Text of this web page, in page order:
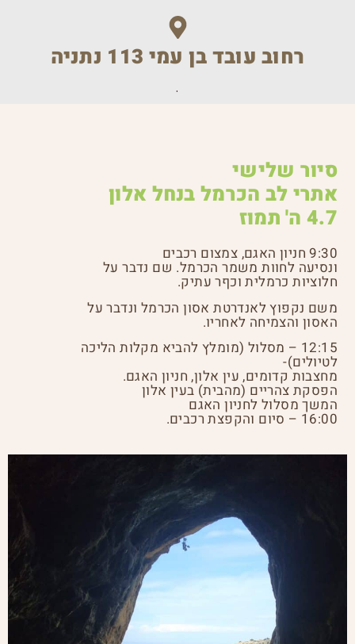
רחוב עובד בן עמי 113 נתניה
.
סיור שלישי
אתרי לב הכרמל בנחל אלון
4.7 ה' תמוז
9:30 חניון האגם, צמצום רכבים
ונסיעה לחוות משמר הכרמל. שם נדבר על
חלוציות כרמלית וכףר עתיק.
משם נקפוץ לאנדרטת אסון הכרמל ונדבר על
האסון והצמיחה לאחריו.
12:15 – מסלול (מומלץ להביא מקלות הליכה
לטיולים)-
מחצבות קדומים, עין אלון, חניון האגם.
הפסקת צהריים (מהבית) בעין אלון
המשך מסלול לחניון האגם
16:00 – סיום והקפצת רכבים.